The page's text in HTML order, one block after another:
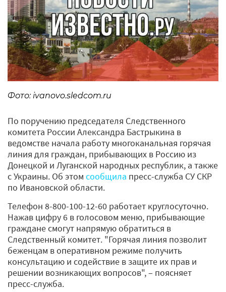
Фото: ivanovo.sledcom.ru
По поручению председателя Следственного
комитета России Александра Бастрыкина в
ведомстве начала работу многоканальная горячая
линия для граждан, прибывающих в Россию из
Донецкой и Луганской народных республик, а также
с Украины. Об этом сообщила пресс-служба СУ СКР
по Ивановской области.
Телефон 8-800-100-12-60 работает круглосуточно.
Нажав цифру 6 в голосовом меню, прибывающие
граждане смогут напрямую обратиться в
Следственный комитет. "Горячая линия позволит
беженцам в оперативном режиме получить
консультацию и содействие в защите их прав и
решении возникающих вопросов", – поясняет
пресс-служба.